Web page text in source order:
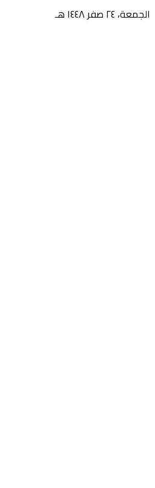
الجمعة، ٢٤ صفر ١٤٤٨ هـ